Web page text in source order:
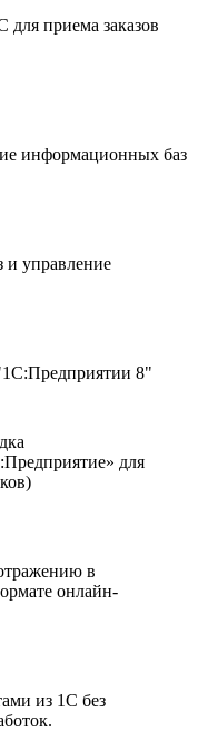
приема заказов
информационных баз
и управление
8"
для
в
онлайн-
из 1С без